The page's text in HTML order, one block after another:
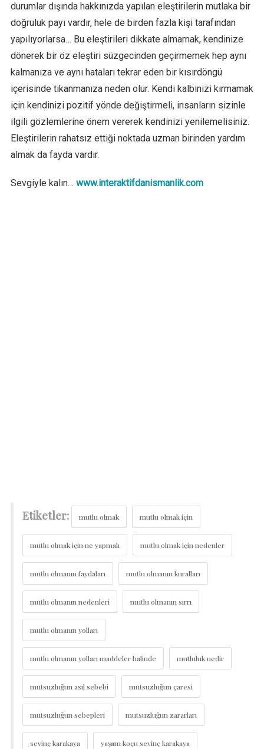
durumlar dışında hakkınızda yapılan eleştirilerin mutlaka bir
doğruluk payı vardır, hele de birden fazla kişi tarafından
yapılıyorlarsa… Bu eleştirileri dikkate almamak, kendinize
dönerek bir öz eleştiri süzgecinden geçirmemek hep aynı
kalmanıza ve aynı hataları tekrar eden bir kısırdöngü
içerisinde tıkanmanıza neden olur. Kendi kalbinizi kırmamak
için kendinizi pozitif yönde değiştirmeli, insanların sizinle
ilgili gözlemlerine önem vererek kendinizi yenilemelisiniz.
Eleştirilerin rahatsız ettiği noktada uzman birinden yardım
almak da fayda vardır.
Sevgiyle kalın… www.interaktifdanismanlik.com
Etiketler: mutlu olmak mutlu olmak için
mutlu olmak için ne yapmalı mutlu olmak için nedenler
mutlu olmanın faydaları mutlu olmanın kuralları
mutlu olmanın nedenleri mutlu olmanın sırrı
mutlu olmanın yolları
mutlu olmanın yolları maddeler halinde mutluluk nedir
mutsuzluğun asıl sebebi mutsuzluğun çaresi
mutsuzluğun sebepleri mutsuzluğun zararları
sevinç karakaya yaşam koçu sevinç karakaya